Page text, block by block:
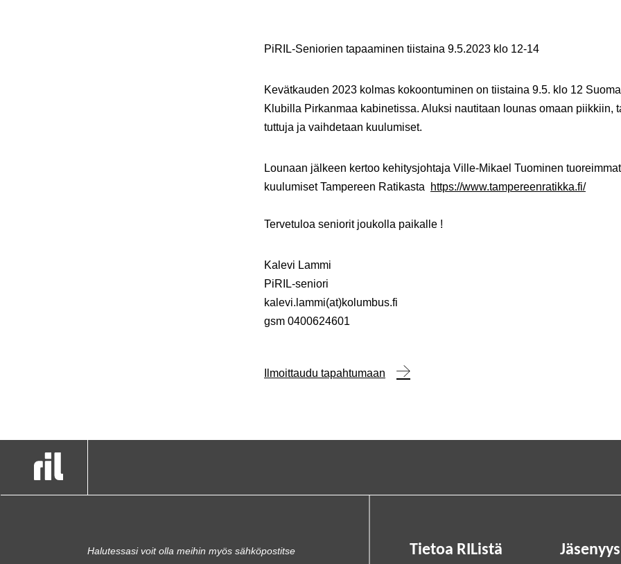
PiRIL-Seniorien tapaaminen tiistaina 9.5.2023 klo 12-14
Kevätkauden 2023 kolmas kokoontuminen on tiistaina 9.5. klo 12
Klubilla Pirkanmaa kabinetissa. Aluksi nautitaan lounas omaan piikkiin,
tuttuja ja vaihdetaan kuulumiset.
Lounaan jälkeen kertoo kehitysjohtaja Ville-Mikael Tuominen tuoreimmat
kuulumiset Tampereen Ratikasta
https://www.tampereenratikka.fi/
Tervetuloa seniorit joukolla paikalle !
Kalevi Lammi
PiRIL-seniori
kalevi.lammi(at)kolumbus.fi
gsm 0400624601
Ilmoittaudu tapahtumaan
Halutessasi voit olla meihin myös sähköpostitse Tietoa RIListä Jäsenyys